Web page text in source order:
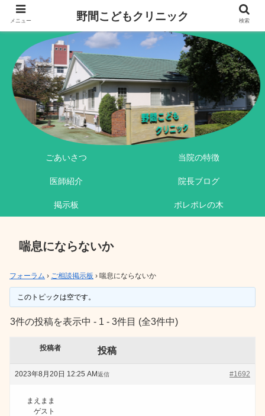
ごあいさつ 当院の特徴
医師紹介 院長ブログ
掲示板 ポレポレの木
喘息にならないか
フォーラム › ご相談掲示板 › 喘息にならないか
このトピックは空です。
3件の投稿を表示中 - 1 - 3件目 (全3件中)
投稿者 投稿
2023年8月20日 12:25 AM #1692
返信
まえまま
ゲスト
メニュー 野間こどもクリニック 検索